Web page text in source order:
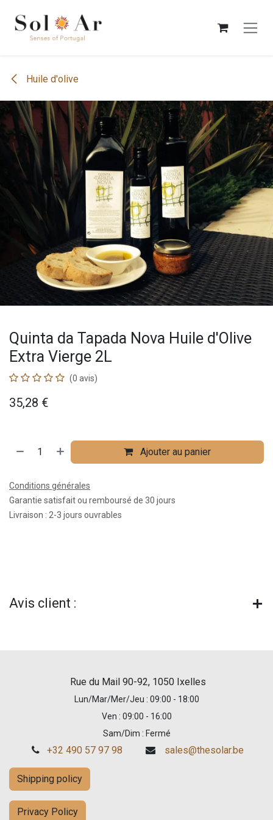
Huile d'olive
Quinta da Tapada Nova Huile d'Olive
Extra Vierge 2L
(0 avis)
35,28 €
Ajouter au panier
Conditions générales
Garantie satisfait ou remboursé de 30 jours
Livraison : 2-3 jours ouvrables
Avis client :
Rue du Mail 90-92, 1050 Ixelles
Lun/Mar/Mer/Jeu : 09:00 - 18:00
Ven : 09:00 - 16:00
Sam/Dim : Fermé
+32 490 57 97 98 sales@thesolar.be
Shipping policy
Privacy Policy